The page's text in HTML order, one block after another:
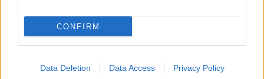
CONFIRM
Data Deletion Data Access Privacy Policy
FISM 2015 - 2. nap